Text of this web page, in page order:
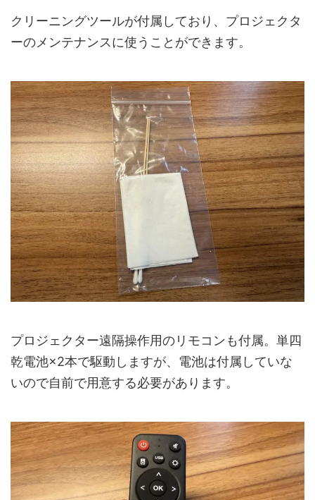
クリーニングツールが付属しており、プロジェクタ
ーのメンテナンスに使うことができます。
プロジェクター遠隔操作用のリモコンも付属。単四
乾電池×2本で駆動しますが、電池は付属していな
いので自前で用意する必要があります。